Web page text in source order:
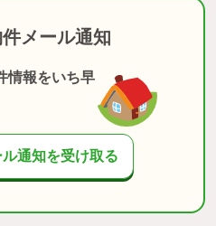
メール通知
情報をいち早
通知を受け取る